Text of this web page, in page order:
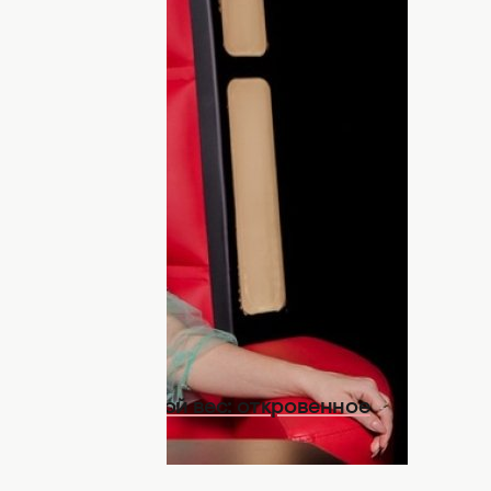
в Instagram
хитов Тина Кароль, сорвавшая
на Евровидение 2024, удивила
– в нашем материале.
"С тобой". Ответный ролик
не столько презентация трека, а
В частности, Тина разместила видео
свой вес: откровенное